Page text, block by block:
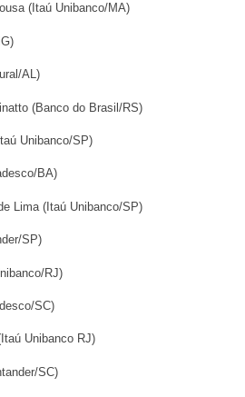
(Itaú Unibanco/MA)
AL)
(Banco do Brasil/RS)
Unibanco/SP)
BA)
Lima (Itaú Unibanco/SP)
SP)
RJ)
SC)
Unibanco RJ)
SC)